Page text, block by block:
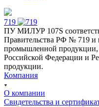
719
ПУ МИЛУР 107S
Правительства РФ № 719 и
промышленной продукции,
Российской Федерации и
продукции.
Компания
О компании
Свидетельства и